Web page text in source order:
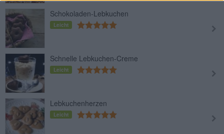
Schokoladen-Lebkuchen
Leicht
Schnelle Lebkuchen-Creme
Leicht
Lebkuchenherzen
Leicht